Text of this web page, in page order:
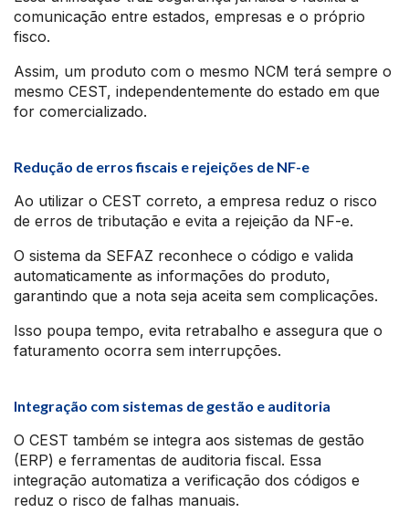
comunicação entre estados, empresas e o próprio
fisco.
Assim, um produto com o mesmo NCM terá sempre o
mesmo CEST, independentemente do estado em que
for comercializado.
Redução de erros fiscais e rejeições de NF-e
Ao utilizar o CEST correto, a empresa reduz o risco
de erros de tributação e evita a rejeição da NF-e.
O sistema da SEFAZ reconhece o código e valida
automaticamente as informações do produto,
garantindo que a nota seja aceita sem complicações.
Isso poupa tempo, evita retrabalho e assegura que o
faturamento ocorra sem interrupções.
Integração com sistemas de gestão e auditoria
O CEST também se integra aos sistemas de gestão
(ERP) e ferramentas de auditoria fiscal. Essa
integração automatiza a verificação dos códigos e
reduz o risco de falhas manuais.